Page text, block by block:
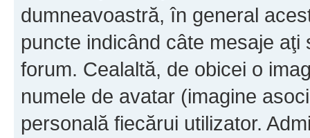
dumneavoastră, în general
puncte indicând câte mesaje
forum. Cealaltă, de obicei o
numele de avatar (imagine
personală fiecărui utilizator.